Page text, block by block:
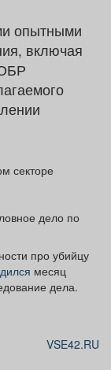
опытными
включая
секторе
дело по
про убийцу
месяц
дела.
VSE42.RU